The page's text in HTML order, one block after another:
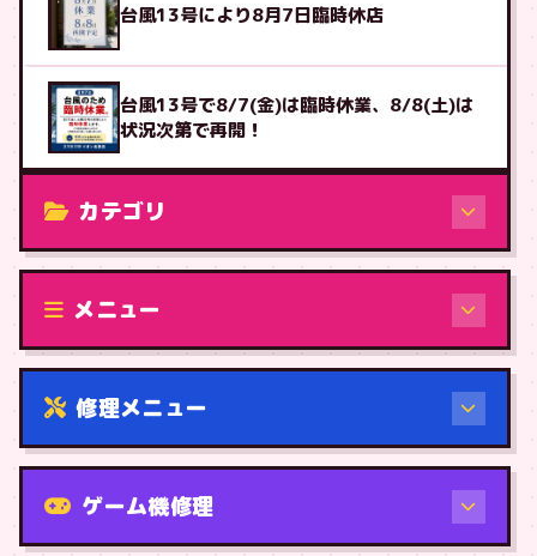
台風13号により8月7日臨時休店
台風13号で8/7(金)は臨時休業、8/8(土)は
状況次第で再開！
カテゴリ
修理（機種から）
メニュー
修理メニュー
機種から
ゲーム機修理